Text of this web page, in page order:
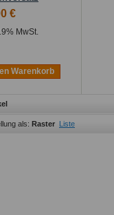
€
MwSt.
Warenkorb
als: Raster Liste